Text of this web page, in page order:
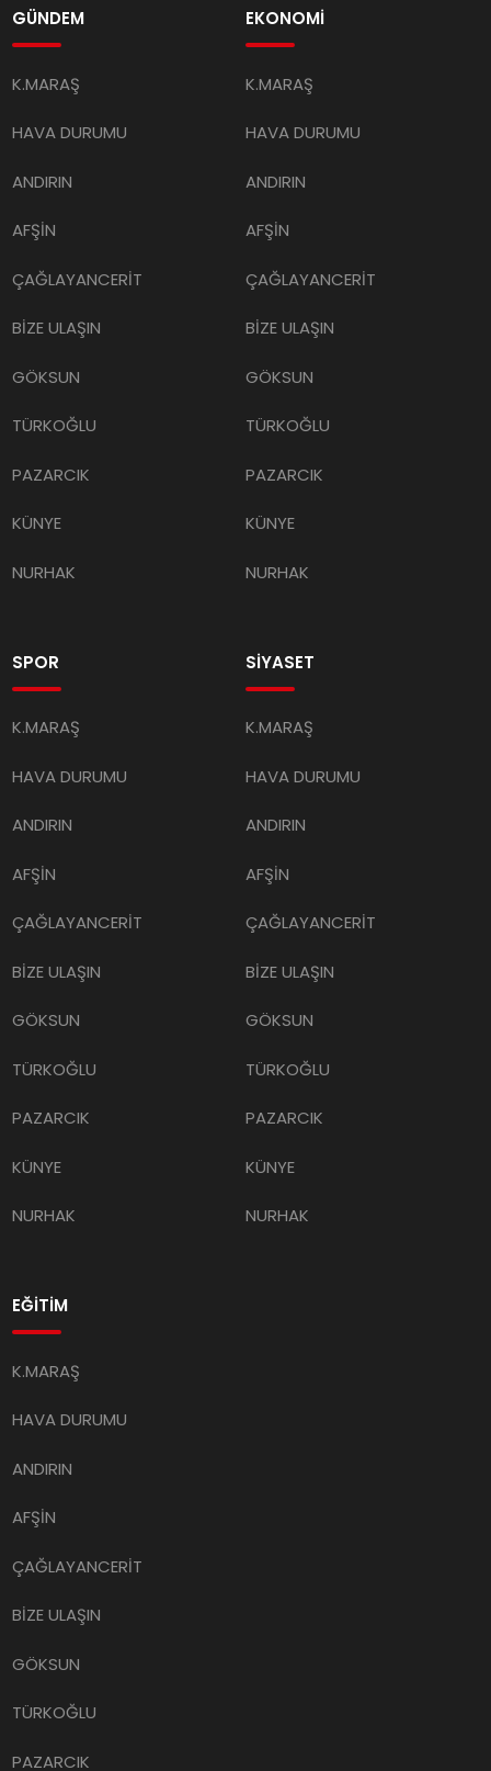
GÜNDEM
K.MARAŞ
HAVA DURUMU
ANDIRIN
AFŞİN
ÇAĞLAYANCERİT
BİZE ULAŞIN
GÖKSUN
TÜRKOĞLU
PAZARCIK
KÜNYE
NURHAK
EKONOMİ
K.MARAŞ
HAVA DURUMU
ANDIRIN
AFŞİN
ÇAĞLAYANCERİT
BİZE ULAŞIN
GÖKSUN
TÜRKOĞLU
PAZARCIK
KÜNYE
NURHAK
SPOR
K.MARAŞ
HAVA DURUMU
ANDIRIN
AFŞİN
ÇAĞLAYANCERİT
BİZE ULAŞIN
GÖKSUN
TÜRKOĞLU
PAZARCIK
KÜNYE
NURHAK
SİYASET
K.MARAŞ
HAVA DURUMU
ANDIRIN
AFŞİN
ÇAĞLAYANCERİT
BİZE ULAŞIN
GÖKSUN
TÜRKOĞLU
PAZARCIK
KÜNYE
NURHAK
EĞİTİM
K.MARAŞ
HAVA DURUMU
ANDIRIN
AFŞİN
ÇAĞLAYANCERİT
BİZE ULAŞIN
GÖKSUN
TÜRKOĞLU
PAZARCIK